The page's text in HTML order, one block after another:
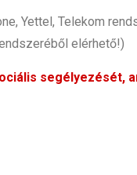
Yettel, Telekom
elérhető!)
segélyezését,